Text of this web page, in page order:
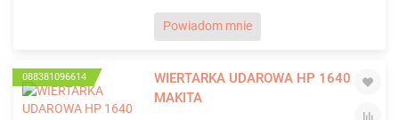
Powiadom mnie
088381096614
WIERTARKA UDAROWA HP 1640
MAKITA